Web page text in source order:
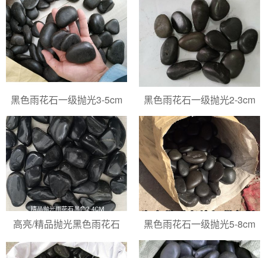
黑色雨花石一级抛光3-5cm 黑色雨花石一级抛光2-3cm
高亮/精品抛光黑色雨花石 黑色雨花石一级抛光5-8cm